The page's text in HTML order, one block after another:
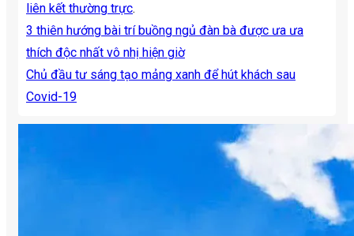
liên kết thường trực.
3 thiên hướng bài trí buồng ngủ đàn bà được ưa ưa
thích độc nhất vô nhị hiện giờ
Chủ đầu tư sáng tạo mảng xanh để hút khách sau
Covid-19